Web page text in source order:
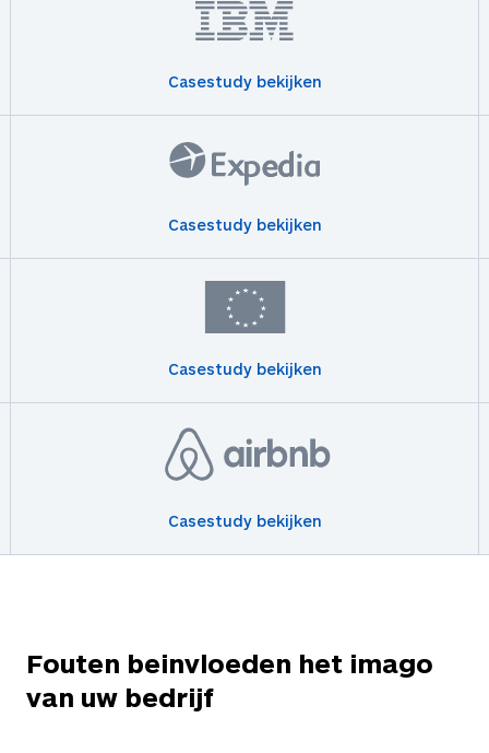
Casestudy bekijken
Casestudy bekijken
Casestudy bekijken
Casestudy bekijken
Fouten beinvloeden het imago
van uw bedrijf